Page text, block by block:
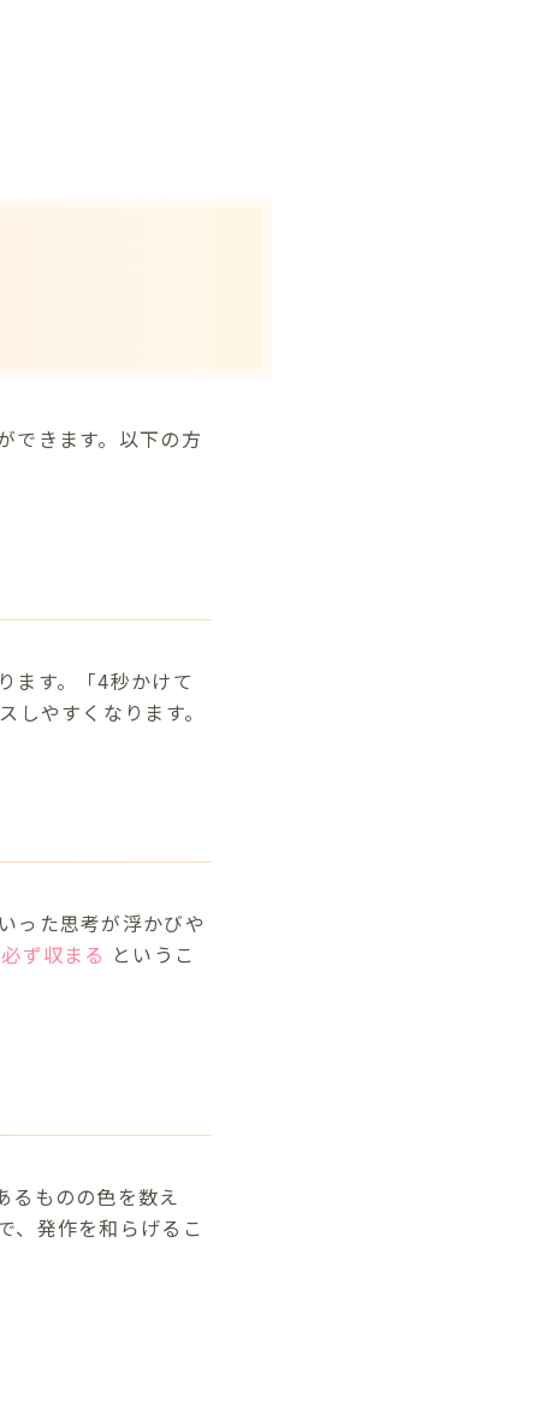
できます。以下の方
ます。「4秒かけて
やすくなります。
った思考が浮かびや
ず収まる というこ
るものの色を数え
、発作を和らげるこ